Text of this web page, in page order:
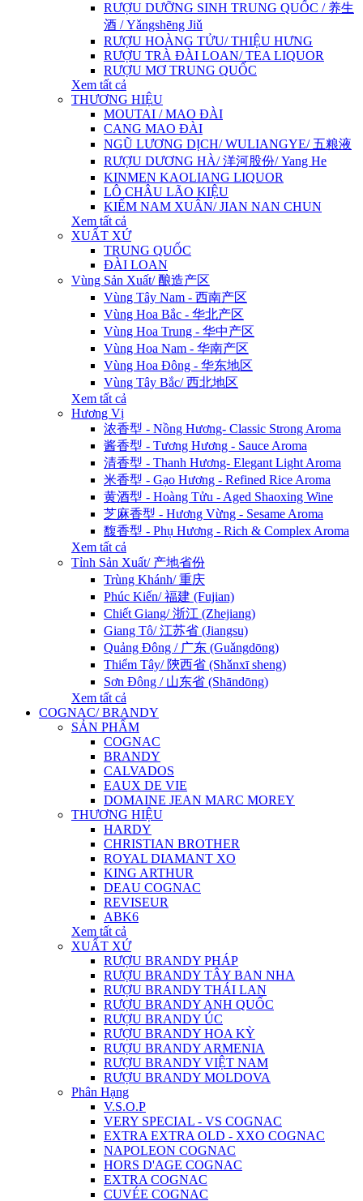
RƯỢU DƯỠNG SINH TRUNG QUỐC / 养生
酒 / Yǎngshēng Jiǔ
RƯỢU HOÀNG TỬU/ THIỆU HƯNG
RƯỢU TRÀ ĐÀI LOAN/ TEA LIQUOR
RƯỢU MƠ TRUNG QUỐC
Xem tất cả
THƯƠNG HIỆU
MOUTAI / MAO ĐÀI
CANG MAO ĐÀI
NGŨ LƯƠNG DỊCH/ WULIANGYE/ 五粮液
RƯỢU DƯƠNG HÀ/ 洋河股份/ Yang He
KINMEN KAOLIANG LIQUOR
LÔ CHÂU LÃO KIỆU
KIẾM NAM XUÂN/ JIAN NAN CHUN
Xem tất cả
XUẤT XỨ
TRUNG QUỐC
ĐÀI LOAN
Vùng Sản Xuất/ 酿造产区
Vùng Tây Nam - 西南产区
Vùng Hoa Bắc - 华北产区
Vùng Hoa Trung - 华中产区
Vùng Hoa Nam - 华南产区
Vùng Hoa Đông - 华东地区
Vùng Tây Bắc/ 西北地区
Xem tất cả
Hương Vị
浓香型 - Nồng Hương- Classic Strong Aroma
酱香型 - Tương Hương - Sauce Aroma
清香型 - Thanh Hương- Elegant Light Aroma
米香型 - Gạo Hương - Refined Rice Aroma
黄酒型 - Hoàng Tửu - Aged Shaoxing Wine
芝麻香型 - Hương Vừng - Sesame Aroma
馥香型 - Phụ Hương - Rich & Complex Aroma
Xem tất cả
Tỉnh Sản Xuất/ 产地省份
Trùng Khánh/ 重庆
Phúc Kiến/ 福建 (Fujian)
Chiết Giang/ 浙江 (Zhejiang)
Giang Tô/ 江苏省 (Jiangsu)
Quảng Đông / 广东 (Guǎngdōng)
Thiểm Tây/ 陝西省 (Shǎnxī sheng)
Sơn Đông / 山东省 (Shāndōng)
Xem tất cả
COGNAC/ BRANDY
SẢN PHẨM
COGNAC
BRANDY
CALVADOS
EAUX DE VIE
DOMAINE JEAN MARC MOREY
THƯƠNG HIỆU
HARDY
CHRISTIAN BROTHER
ROYAL DIAMANT XO
KING ARTHUR
DEAU COGNAC
REVISEUR
ABK6
Xem tất cả
XUẤT XỨ
RƯỢU BRANDY PHÁP
RƯỢU BRANDY TÂY BAN NHA
RƯỢU BRANDY THÁI LAN
RƯỢU BRANDY ANH QUỐC
RƯỢU BRANDY ÚC
RƯỢU BRANDY HOA KỲ
RƯỢU BRANDY ARMENIA
RƯỢU BRANDY VIỆT NAM
RƯỢU BRANDY MOLDOVA
Phân Hạng
V.S.O.P
VERY SPECIAL - VS COGNAC
EXTRA EXTRA OLD - XXO COGNAC
NAPOLEON COGNAC
HORS D'AGE COGNAC
EXTRA COGNAC
CUVÉE COGNAC